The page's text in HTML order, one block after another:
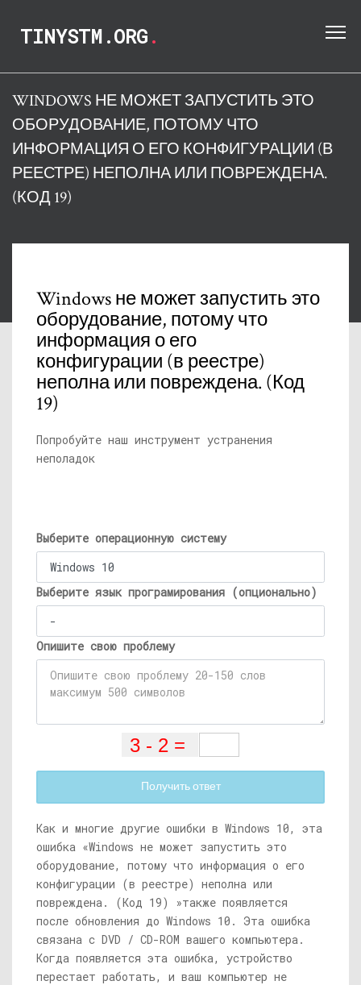
TINYSTM.ORG.
WINDOWS НЕ МОЖЕТ ЗАПУСТИТЬ ЭТО
ОБОРУДОВАНИЕ, ПОТОМУ ЧТО
ИНФОРМАЦИЯ О ЕГО КОНФИГУРАЦИИ (В
РЕЕСТРЕ) НЕПОЛНА ИЛИ ПОВРЕЖДЕНА.
(КОД 19)
Windows не может запустить это
оборудование, потому что
информация о его
конфигурации (в реестре)
неполна или повреждена. (Код
19)
Попробуйте наш инструмент устранения
неполадок
Выберите операционную систему
Выберите язык програмирования (опционально)
Опишите свою проблему
Получить ответ
Как и многие другие ошибки в Windows 10, эта
ошибка «Windows не может запустить это
оборудование, потому что информация о его
конфигурации (в реестре) неполна или
повреждена. (Код 19) »также появляется
после обновления до Windows 10. Эта ошибка
связана с DVD / CD-ROM вашего компьютера.
Когда появляется эта ошибка, устройство
перестает работать, и ваш компьютер не